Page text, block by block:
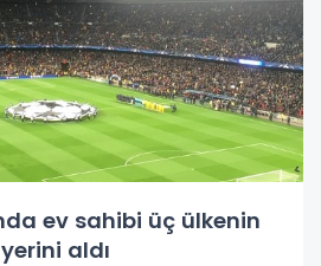
ev sahibi üç ülkenin
aldı